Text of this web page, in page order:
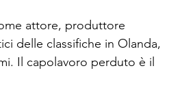
attore, produttore
delle classifiche in Olanda,
Il capolavoro perduto è il